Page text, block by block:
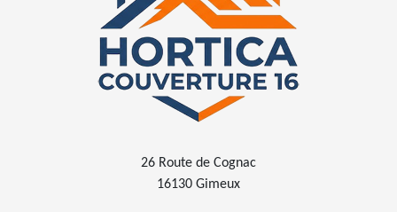
26 Route de Cognac
16130 Gimeux